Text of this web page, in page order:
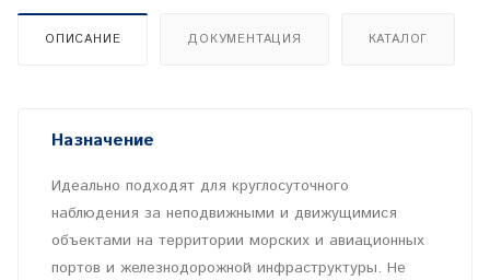
ОПИСАНИЕ ДОКУМЕНТАЦИЯ КАТАЛОГ
Назначение
Идеально подходят для круглосуточного
наблюдения за неподвижными и движущимися
объектами на территории морских и авиационных
портов и железнодорожной инфраструктуры. Не